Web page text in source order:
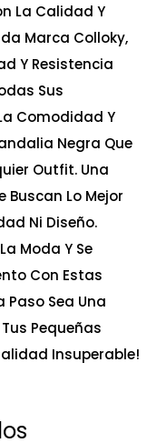
La Calidad Y
Marca Colloky,
Y Resistencia
Sus
Comodidad Y
Negra Que
Outfit. Una
Buscan Lo Mejor
Ni Diseño.
Moda Y Se
Con Estas
Paso Sea Una
Pequeñas
Insuperable!